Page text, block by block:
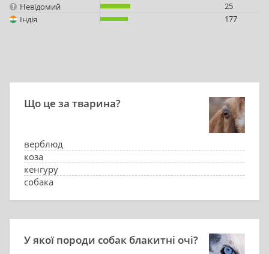
Невідомий
25
Індія
177
Що це за тварина?
верблюд
коза
кенгуру
собака
У якої породи собак блакитні очі?